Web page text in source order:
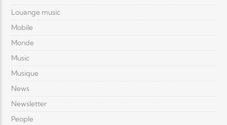
Louange music
Mobile
Monde
Music
Musique
News
Newsletter
People